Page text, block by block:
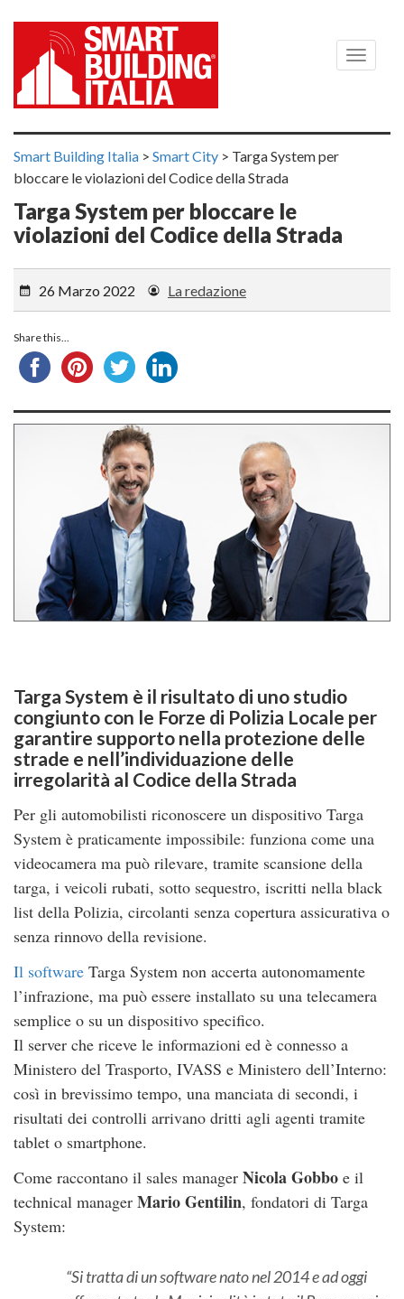
Menù
Smart Building Italia > Smart City > Targa System per
bloccare le violazioni del Codice della Strada
Targa System per bloccare le
violazioni del Codice della Strada
26 Marzo 2022 La redazione
Share this...
Targa System è il risultato di uno studio
congiunto con le Forze di Polizia Locale per
garantire supporto nella protezione delle
strade e nell’individuazione delle
irregolarità al Codice della Strada
Per gli automobilisti riconoscere un dispositivo Targa
System è praticamente impossibile: funziona come una
videocamera ma può rilevare, tramite scansione della
targa, i veicoli rubati, sotto sequestro, iscritti nella black
list della Polizia, circolanti senza copertura assicurativa o
senza rinnovo della revisione.
Il software Targa System non accerta autonomamente
l’infrazione, ma può essere installato su una telecamera
semplice o su un dispositivo specifico.
Il server che riceve le informazioni ed è connesso a
Ministero del Trasporto, IVASS e Ministero dell’Interno:
così in brevissimo tempo, una manciata di secondi, i
risultati dei controlli arrivano dritti agli agenti tramite
tablet o smartphone.
Come raccontano il sales manager Nicola Gobbo e il
technical manager Mario Gentilin, fondatori di Targa
System:
Si tratta di un software nato nel 2014 e ad oggi